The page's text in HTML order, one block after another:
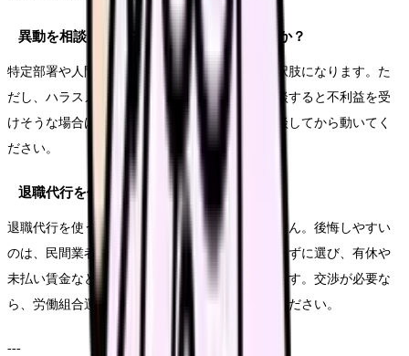
異動を相談してから退職した方がいいですか？
特定部署や人間関係が原因なら、異動相談は選択肢になります。た
だし、ハラスメントや安全上の問題があり、相談すると不利益を受
けそうな場合は、外部窓口や信頼できる人に相談してから動いてく
ださい。
退職代行を使うと後悔しますか？
退職代行を使うこと自体が悪いわけではありません。後悔しやすい
のは、民間業者・労働組合・弁護士の違いを知らずに選び、有休や
未払い賃金など必要な交渉ができなかった場合です。交渉が必要な
ら、労働組合運営または弁護士運営を検討してください。
---